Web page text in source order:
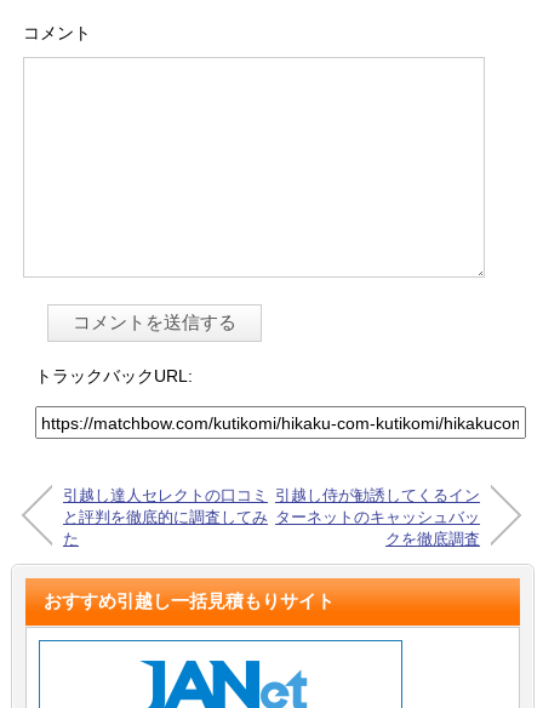
コメント
トラックバックURL:
引越し達人セレクトの口コミ
と評判を徹底的に調査してみ
た
引越し侍が勧誘してくるイン
ターネットのキャッシュバッ
クを徹底調査
おすすめ引越し一括見積もりサイト